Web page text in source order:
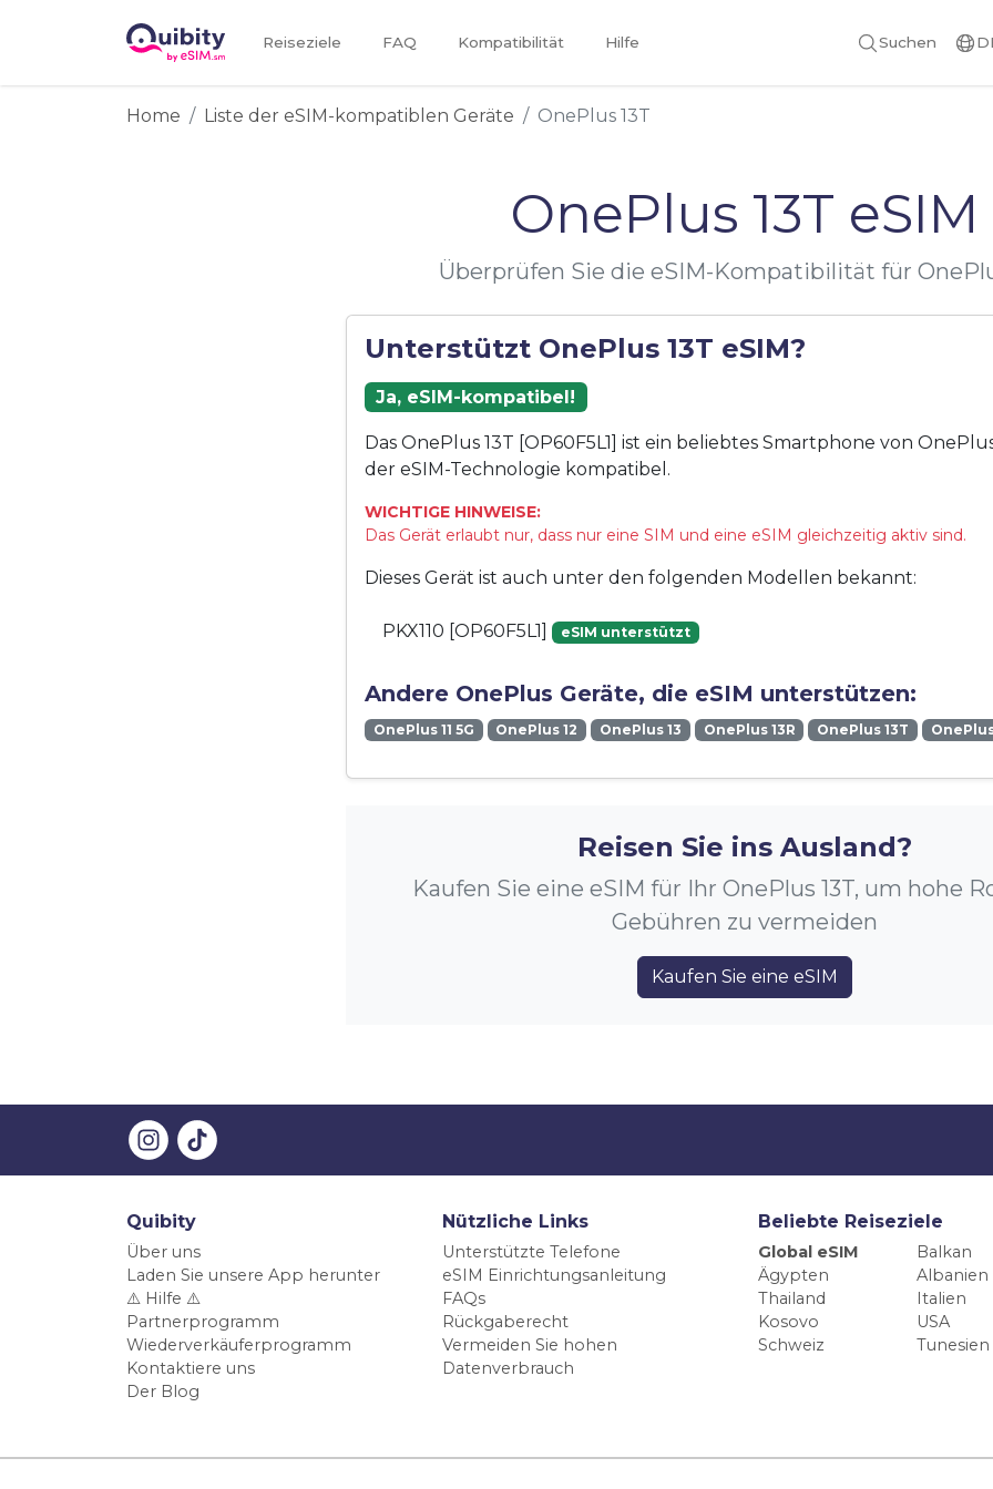
Reiseziele FAQ Kompatibilität Hilfe Suchen
Home Liste der eSIM-kompatiblen Geräte OnePlus 13T
OnePlus 13T eSIM
Überprüfen Sie die eSIM-Kompatibilität für
Unterstützt OnePlus 13T eSIM?
Ja, eSIM-kompatibel!
Das OnePlus 13T [OP60F5L1] ist ein beliebtes Smartphone von
der eSIM-Technologie kompatibel.
WICHTIGE HINWEISE:
Das Gerät erlaubt nur, dass nur eine SIM und eine eSIM gleichzeitig aktiv sind.
Dieses Gerät ist auch unter den folgenden Modellen bekannt:
PKX110 [OP60F5L1] eSIM unterstützt
Andere OnePlus Geräte, die eSIM unterstützen:
OnePlus 11 5G OnePlus 12 OnePlus 13 OnePlus 13R OnePlus 13T
Reisen Sie ins Ausland?
Kaufen Sie eine eSIM für Ihr OnePlus 13T, um hohe
Gebühren zu vermeiden
Kaufen Sie eine eSIM
Quibity
Über uns
Laden Sie unsere App herunter
⚠️ Hilfe ⚠️
Partnerprogramm
Wiederverkäuferprogramm
Kontaktiere uns
Der Blog
Nützliche Links
Unterstützte Telefone
eSIM Einrichtungsanleitung
FAQs
Rückgaberecht
Vermeiden Sie hohen
Datenverbrauch
Beliebte Reiseziele
Global eSIM
Balkan
Ägypten
Albanien
Thailand
Italien
Kosovo
USA
Schweiz
Tunesien